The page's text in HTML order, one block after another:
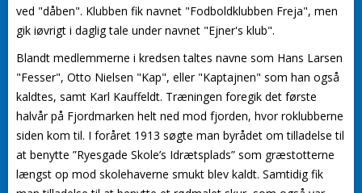
ved "dåben". Klubben fik navnet "Fodboldklubben Freja", men
gik iøvrigt i daglig tale under navnet "Ejner's klub".
Blandt medlemmerne i kredsen taltes navne som Hans Larsen
"Fesser", Otto Nielsen "Kap", eller "Kaptajnen" som han også
kaldtes, samt Karl Kauffeldt. Træningen foregik det første
halvår på Fjordmarken helt ned mod fjorden, hvor roklubberne
siden kom til. I foråret 1913 søgte man byrådet om tilladelse til
at benytte ”Ryesgade Skole’s Idrætsplads” som græstotterne
længst op mod skolehaverne smukt blev kaldt. Samtidig fik